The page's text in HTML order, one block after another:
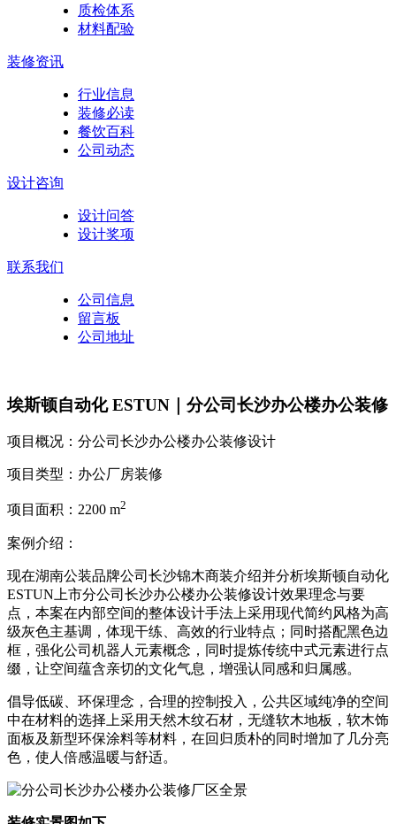
质检体系
材料配验
装修资讯
行业信息
装修必读
餐饮百科
公司动态
设计咨询
设计问答
设计奖项
联系我们
公司信息
留言板
公司地址
埃斯顿自动化 ESTUN｜分公司长沙办公楼办公装修
项目概况：分公司长沙办公楼办公装修设计
项目类型： 办公厂房装修
项目面积： 2200 m2
案例介绍：
现在湖南公装品牌公司长沙锦木商装介绍并分析埃斯顿自动化
ESTUN上市分公司长沙办公楼办公装修设计效果理念与要
点，本案在内部空间的整体设计手法上采用现代简约风格为高
级灰色主基调，体现干练、高效的行业特点；同时搭配黑色边
框，强化公司机器人元素概念，同时提炼传统中式元素进行点
缀，让空间蕴含亲切的文化气息，增强认同感和归属感。
倡导低碳、环保理念，合理的控制投入，公共区域纯净的空间
中在材料的选择上采用天然木纹石材，无缝软木地板，软木饰
面板及新型环保涂料等材料，在回归质朴的同时增加了几分亮
色，使人倍感温暖与舒适。